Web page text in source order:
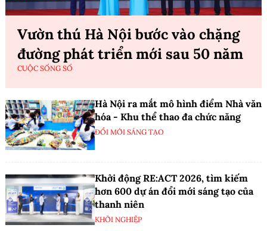
Vườn thú Hà Nội bước vào chặng
đường phát triển mới sau 50 năm
CUỘC SỐNG SỐ
Hà Nội ra mắt mô hình điểm Nhà văn
hóa - Khu thể thao đa chức năng
ĐỔI MỚI SÁNG TẠO
Khởi động RE:ACT 2026, tìm kiếm
hơn 600 dự án đổi mới sáng tạo của
thanh niên
KHỞI NGHIỆP